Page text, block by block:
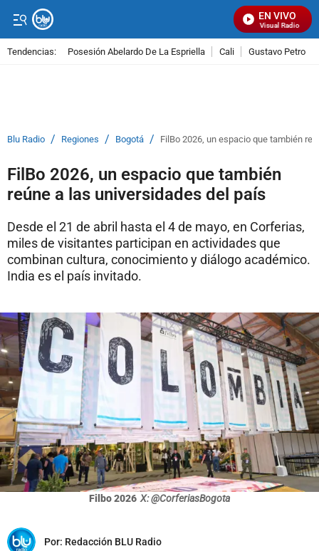
EN VIVO
Señal Visual Radio
Tendencias: Posesión Abelardo De La Espriella Cali Gustavo Petro
Blu Radio / Regiones / Bogotá / FilBo 2026, un espacio que también
FilBo 2026, un espacio que también
reúne a las universidades del país
Desde el 21 de abril hasta el 4 de mayo, en Corferias,
miles de visitantes participan en actividades que
combinan cultura, conocimiento y diálogo académico.
India es el país invitado.
Filbo 2026 X: @CorferiasBogota
Por: Redacción BLU Radio